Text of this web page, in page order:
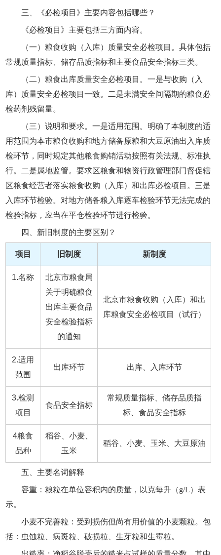
三、《必检项目》主要内容包括哪些？
《必检项目》主要包括三方面内容。
（一）粮食收购（入库）质量安全必检项目。具体包括
常规质量指标、储存品质指标和主要食品安全指标三类。
（二）粮食出库质量安全必检项目。一是与收购（入
库）质量安全必检项目一致。二是未满安全间隔期的粮食必
检药剂残留量。
（三）说明和要求。一是适用范围。明确了本制度的适
用范围为本市粮食收购和地方储备原粮和大豆原油出入库质
检环节，同时规定其他粮食购销活动按照有关法规、标准执
行。二是属地监管。要求区粮食和物资行政管理部门督促辖
区粮食经营者落实粮食收购（入库）和出库必检项目。三是
入库环节检验。对地方储备粮入库逐车检验环节无法完成的
检验指标，应当在平仓检验环节进行检验。
四、新旧制度的主要区别？
项目 旧制度 新制度
1.名称
北京市粮食局
关于明确粮食
出库主要食品
安全检验指标
的通知
北京市粮食收购（入库）和出
库粮食安全必检项目（试行）
2.适用
范围
出库环节 出库、入库环节
3.检测
项目
食品安全指标
常规质量指标、储存品质指
标、食品安全指标
4粮食
品种
稻谷、小麦、
玉米
稻谷、小麦、玉米、大豆原油
五、主要名词解释
容重：粮粒在单位容积内的质量，以克每升（g/L）表
示。
小麦不完善粒：受到损伤但尚有用价值的小麦颗粒。包
括：虫蚀粒、病斑粒、破损粒、生芽粒和生霉粒。